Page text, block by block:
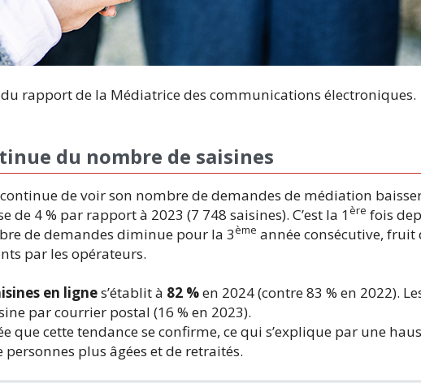
rapport de la Médiatrice des communications électroniques.
du nombre de saisines
de voir son nombre de demandes de médiation
de 4 % par rapport à 2023 (7 748 saisines). C’est la 1 ère fois
de demandes diminue pour la 3ème année consécutive, fruit
par les opérateurs.
en lignes’établit à 82 %en 2024 (contre 83 % en 2022).
par courrier postal (16 % en 2023).
que cette tendance se confirme, ce qui s’explique par une
plus âgées et de retraités.